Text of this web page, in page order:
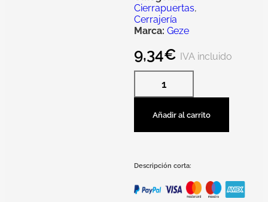
Cierrapuertas,
Cerrajería
Marca: Geze
9,34€ IVA incluido
Añadir al carrito
Descripción corta: